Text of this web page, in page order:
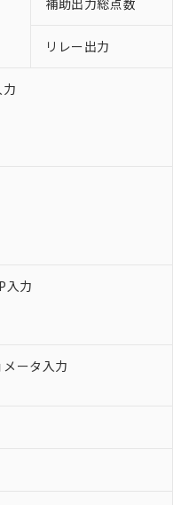
補助出力総点数
リレー出力
入力
ータ入力